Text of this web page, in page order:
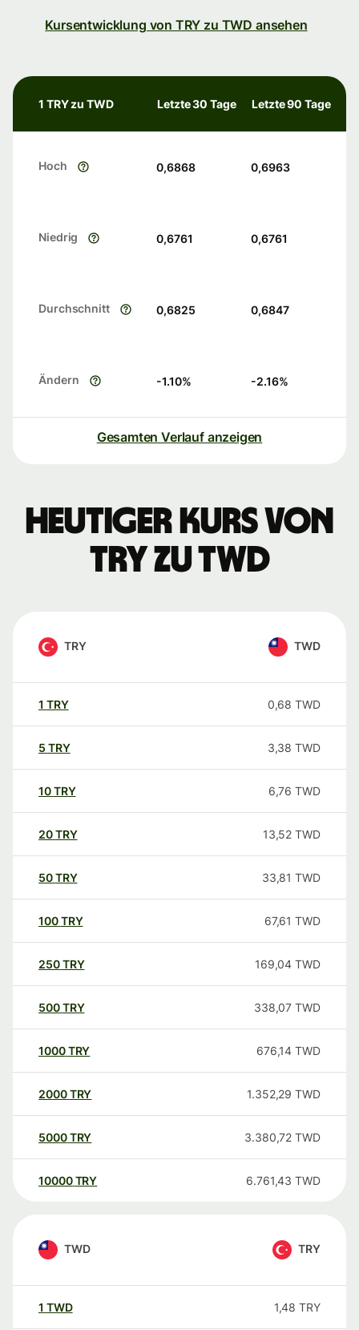
Kursentwicklung von TRY zu TWD ansehen
1 TRY zu TWD Letzte 30 Tage Letzte 90 Tage
Hoch 0,6868 0,6963
Niedrig 0,6761 0,6761
Durchschnitt 0,6825 0,6847
Ändern -1.10% -2.16%
Gesamten Verlauf anzeigen
Heutiger Kurs von
TRY zu TWD
TRY TWD
1 TRY 0,68 TWD
5 TRY 3,38 TWD
10TRY 6,76 TWD
20TRY 13,52 TWD
50TRY 33,81 TWD
100TRY 67,61 TWD
250TRY 169,04 TWD
500TRY 338,07 TWD
1000TRY 676,14 TWD
2000TRY 1.352,29 TWD
5000TRY 3.380,72 TWD
10000 TRY 6.761,43 TWD
TWD TRY
1 TWD 1,48 TRY